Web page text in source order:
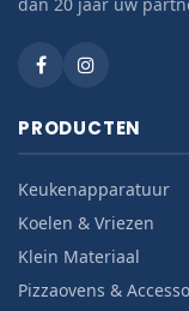
PRODUCTEN
Keukenapparatuur
Koelen & Vriezen
Klein Materiaal
Pizzaovens &